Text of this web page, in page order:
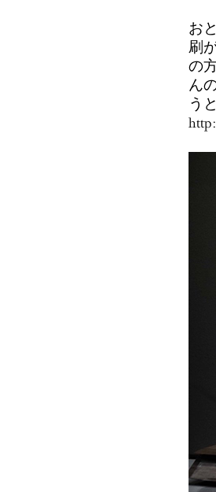
お
刷
の
ん
う